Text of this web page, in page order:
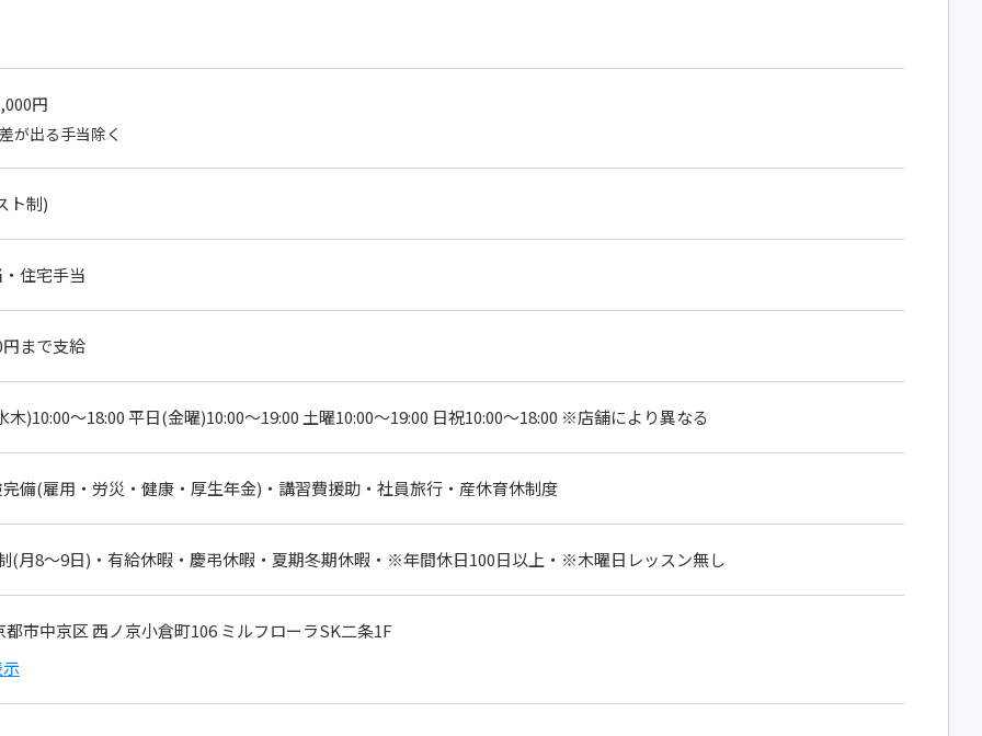
円
が出る手当除く
ト制)
住宅手当
まで支給
木)10:00〜18:00 平日(金曜)10:00〜19:00 土曜10:00〜19:00 日祝10:00〜18:00 ※店舗により異なる
備(雇用・労災・健康・厚生年金)・講習費援助・社員旅行・産休育休制度
(月8〜9日)・有給休暇・慶弔休暇・夏期冬期休暇・※年間休日100日以上・※木曜日レッスン無し
都市中京区 西ノ京小倉町106 ミルフローラSK二条1F